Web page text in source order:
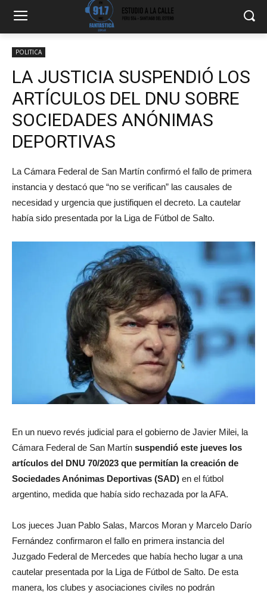
POLITICA
LA JUSTICIA SUSPENDIÓ LOS
ARTÍCULOS DEL DNU SOBRE
SOCIEDADES ANÓNIMAS
DEPORTIVAS
La Cámara Federal de San Martín confirmó el fallo de primera
instancia y destacó que “no se verifican” las causales de
necesidad y urgencia que justifiquen el decreto. La cautelar
había sido presentada por la Liga de Fútbol de Salto.
En un nuevo revés judicial para el gobierno de Javier Milei, la
Cámara Federal de San Martín suspendió este jueves los
artículos del DNU 70/2023 que permitían la creación de
Sociedades Anónimas Deportivas (SAD) en el fútbol
argentino, medida que había sido rechazada por la AFA.
Los jueces Juan Pablo Salas, Marcos Moran y Marcelo Darío
Fernández confirmaron el fallo en primera instancia del
Juzgado Federal de Mercedes que había hecho lugar a una
cautelar presentada por la Liga de Fútbol de Salto. De esta
manera, los clubes y asociaciones civiles no podrán